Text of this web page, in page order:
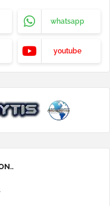
whatsapp
youtube